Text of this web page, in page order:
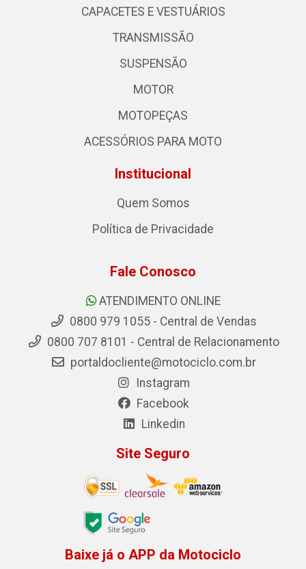
CAPACETES E VESTUÁRIOS
TRANSMISSÃO
SUSPENSÃO
MOTOR
MOTOPEÇAS
ACESSÓRIOS PARA MOTO
Institucional
Quem Somos
Política de Privacidade
Fale Conosco
ATENDIMENTO ONLINE
0800 979 1055 - Central de Vendas
0800 707 8101 - Central de Relacionamento
portaldocliente@motociclo.com.br
Instagram
Facebook
Linkedin
Site Seguro
Baixe já o APP da Motociclo